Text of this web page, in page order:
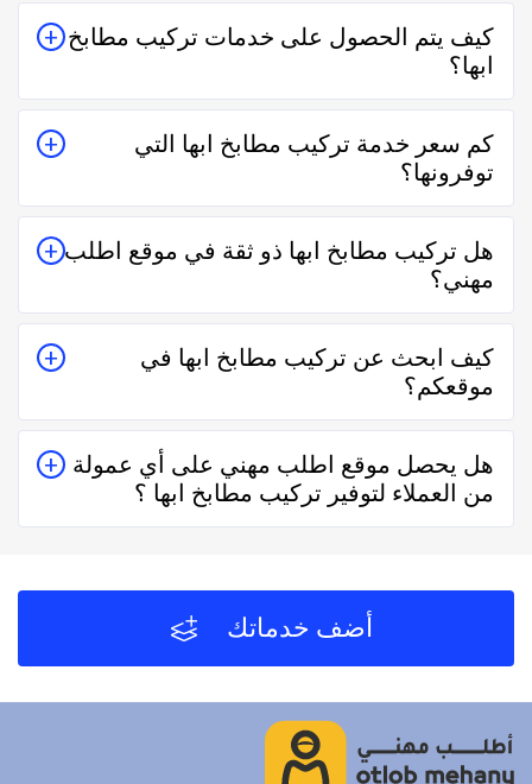
كيف يتم الحصول على خدمات تركيب مطابخ
ابها؟
يتم الحصول على خدمات تركيب مطابخ ابها من خلال
التواصل معه إما على الواتساب أو تليفونياً وطلب الخدمة
منه بعمل زيارة للمكان أو تقدير سعر الخدمة قبل الزيارة
والإتفاق.
كم سعر خدمة تركيب مطابخ ابها التي
توفرونها؟
تختلف اسعار خدمات تركيب مطابخ ابها وفقاً لعدة عناصر
منها قرب المسافة وحجم العمل وتوقيته وهل هو عمل
مستعجل أم لا.
هل تركيب مطابخ ابها ذو ثقة في موقع اطلب
مهني؟
نعم تركيب مطابخ ابها في موقع اطلب مهني ذو ثقة في
التعامل فكل الفنيين والشركات يتم تقييمهم من عملاء
حقيقيين وهذا يدل على جودة الخدمة.
كيف ابحث عن تركيب مطابخ ابها في
موقعكم؟
يُمكنك البحث عن تركيب مطابخ ابها في موقعنا من خلال
تحديد المنطقة ثم تحديد المهنة وإختيار الفني الأقرب إليك
والأفضل تقييماً فموقع اطلب مهني يعتمد على تقييم الفنيين
والشركات من خلال العملاء بعد كل زيارة لهم.
هل يحصل موقع اطلب مهني على أي عمولة
من العملاء لتوفير تركيب مطابخ ابها ؟
أضف خدماتك